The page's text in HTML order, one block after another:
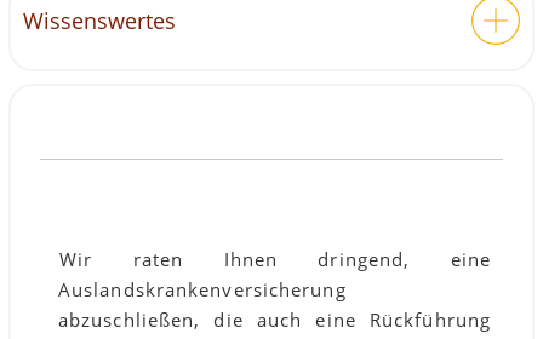
Wissenswertes
2026
die Tierparadiese im Etosha und Chobe Nationalpark bis zu
den majestätischen Victoria Falls in Simbabwe erleben Sie die
Höhepunkte vonNamibia, Botswana und Simbabwe
einzigen, perfekt organisierten Reise.
Wir raten Ihnen dringend, eine
Auslandskrankenversicherung
abzuschließen, die auch eine Rückführung